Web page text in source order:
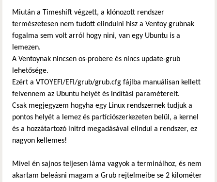
Miután a Timeshift végzett, a klónozott rendszer
természetesen nem tudott elindulni hisz a Ventoy grubnak
fogalma sem volt arról hogy nini, van egy Ubuntu is a
lemezen.
A Ventoynak nincsen os-probere és nincs update-grub
lehetősége.
Ezért a VTOYEFI/EFI/grub/grub.cfg fájlba manuálisan kellett
felvennem az Ubuntu helyét és indítási paramétereit.
Csak megjegyzem hogyha egy Linux rendszernek tudjuk a
pontos helyét a lemez és partíciószerkezeten belül, a kernel
és a hozzátartozó initrd megadásával elindul a rendszer, ez
nagyon kellemes!
Mivel én sajnos teljesen láma vagyok a terminálhoz, és nem
akartam beleásni magam a Grub rejtelmeibe se 2 kilométer